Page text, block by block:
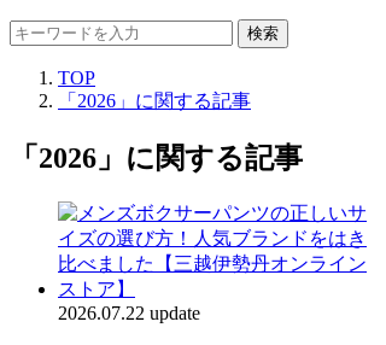
検索
TOP
「2026」に関する記事
「2026」に関する記事
2026.07.22 update